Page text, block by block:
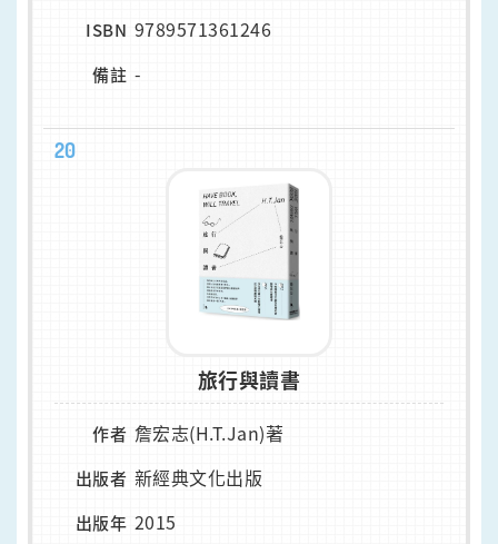
ISBN 9789571361246
備註 -
20
旅行與讀書
作者 詹宏志(H.T.Jan)著
出版者 新經典文化出版
出版年 2015